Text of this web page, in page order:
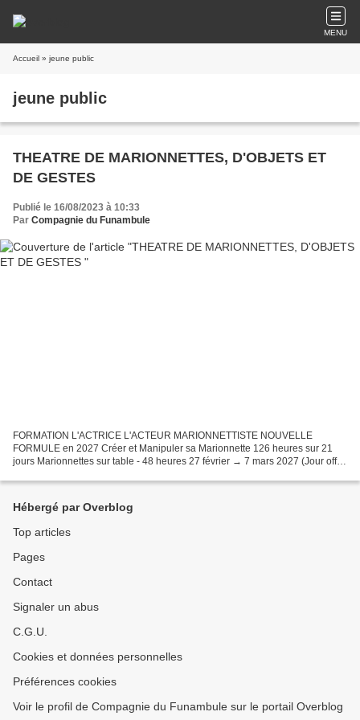
MENU
Accueil » jeune public
jeune public
THEATRE DE MARIONNETTES, D'OBJETS ET
DE GESTES
Publié le 16/08/2023 à 10:33
Par Compagnie du Funambule
FORMATION L'ACTRICE L'ACTEUR MARIONNETTISTE NOUVELLE
FORMULE en 2027 Créer et Manipuler sa Marionnette 126 heures sur 21
jours Marionnettes sur table - 48 heures 27 février → 7 mars 2027 (Jour off le
Hébergé par Overblog
Top articles
Pages
Contact
Signaler un abus
C.G.U.
Cookies et données personnelles
Préférences cookies
Voir le profil de Compagnie du Funambule sur le portail Overblog